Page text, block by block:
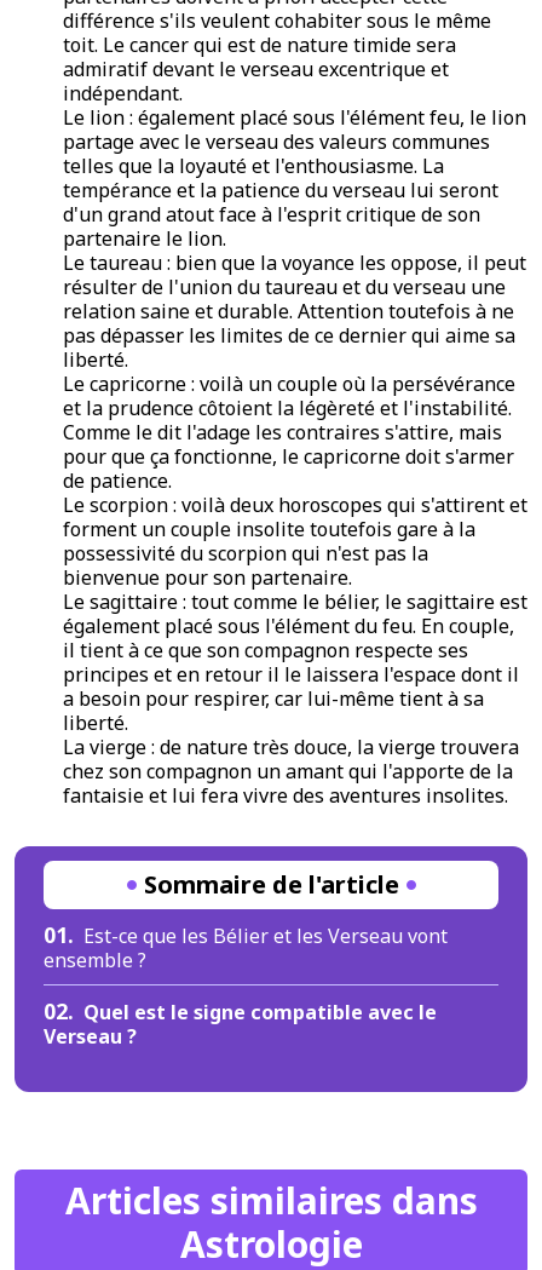
différence s'ils veulent cohabiter sous le même
toit. Le cancer qui est de nature timide sera
admiratif devant le verseau excentrique et
indépendant.
Le lion : également placé sous l'élément feu, le lion
partage avec le verseau des valeurs communes
telles que la loyauté et l'enthousiasme. La
tempérance et la patience du verseau lui seront
d'un grand atout face à l'esprit critique de son
partenaire le lion.
Le taureau : bien que la voyance les oppose, il peut
résulter de l'union du taureau et du verseau une
relation saine et durable. Attention toutefois à ne
pas dépasser les limites de ce dernier qui aime sa
liberté.
Le capricorne : voilà un couple où la persévérance
et la prudence côtoient la légèreté et l'instabilité.
Comme le dit l'adage les contraires s'attire, mais
pour que ça fonctionne, le capricorne doit s'armer
de patience.
Le scorpion : voilà deux horoscopes qui s'attirent et
forment un couple insolite toutefois gare à la
possessivité du scorpion qui n'est pas la
bienvenue pour son partenaire.
Le sagittaire : tout comme le bélier, le sagittaire est
également placé sous l'élément du feu. En couple,
il tient à ce que son compagnon respecte ses
principes et en retour il le laissera l'espace dont il
a besoin pour respirer, car lui-même tient à sa
liberté.
La vierge : de nature très douce, la vierge trouvera
chez son compagnon un amant qui l'apporte de la
fantaisie et lui fera vivre des aventures insolites.
Sommaire de l'article
01. Est-ce que les Bélier et les Verseau vont
ensemble ?
02. Quel est le signe compatible avec le
Verseau ?
Articles similaires dans
Astrologie